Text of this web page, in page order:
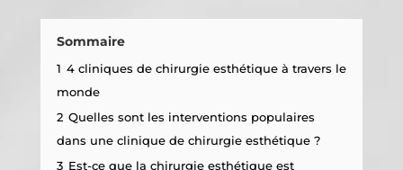
Sommaire
1 4 cliniques de chirurgie esthétique à travers le
monde
2 Quelles sont les interventions populaires
dans une clinique de chirurgie esthétique ?
3 Est-ce que la chirurgie esthétique est